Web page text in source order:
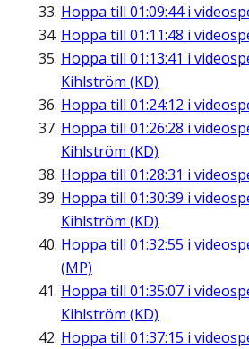
Hoppa till 01:09:44i
Hoppa till 01:11:48 i
Hoppa till 01:13:41 i
Kihlström (KD)
Hoppa till 01:24:12 i
Hoppa till 01:26:28 i
Kihlström (KD)
Hoppa till 01:28:31 i
Hoppa till 01:30:39 i
Kihlström (KD)
Hoppa till 01:32:55 i
(MP)
Hoppa till 01:35:07 i
Kihlström (KD)
Hoppa till 01:37:15 i